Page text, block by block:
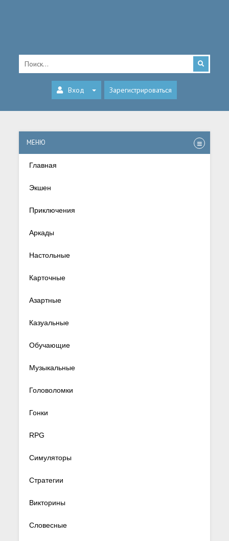
Вход Зарегистрироваться
МЕНЮ
Главная
Экшен
Приключения
Аркады
Настольные
Карточные
Азартные
Казуальные
Обучающие
Музыкальные
Головоломки
Гонки
RPG
Симуляторы
Стратегии
Викторины
Словесные